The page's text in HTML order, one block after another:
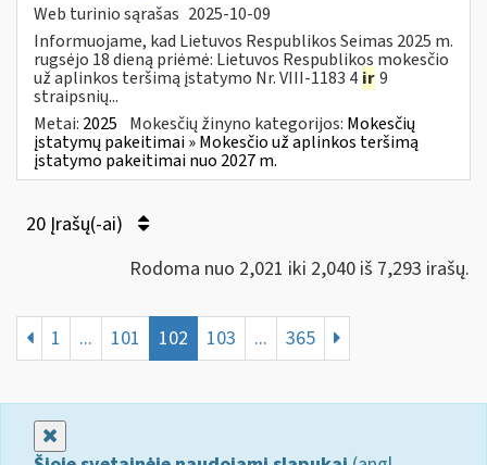
Web turinio sąrašas 2025-10-09
Informuojame, kad Lietuvos Respublikos Seimas 2025 m.
rugsėjo 18 dieną priėmė: Lietuvos Respublikos mokesčio
už aplinkos teršimą įstatymo Nr. VIII-1183 4 ir9
straipsnių...
Metai: 2025 Mokesčių žinyno kategorijos: Mokesčių
įstatymų pakeitimai » Mokesčio už aplinkos teršimą
įstatymo pakeitimai nuo 2027 m.
20 Įrašų(-ai)
Rodoma nuo 2,021 iki 2,040 iš 7,293 irašų.
1 ... 101 102 103 ... 365